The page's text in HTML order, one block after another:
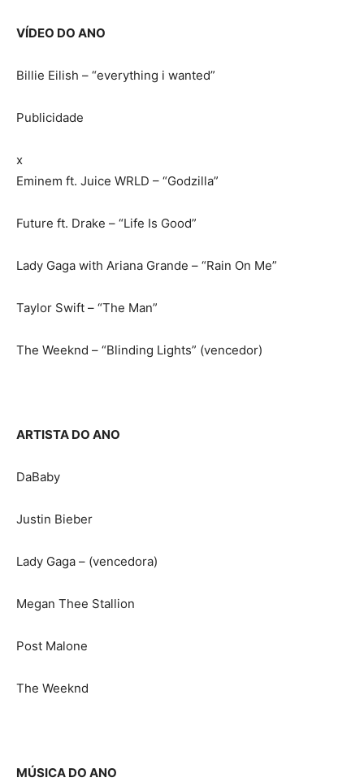
VÍDEO DO ANO
Billie Eilish – “everything i wanted”
Publicidade
x
Eminem ft. Juice WRLD – “Godzilla”
Future ft. Drake – “Life Is Good”
Lady Gaga with Ariana Grande – “Rain On Me”
Taylor Swift – “The Man”
The Weeknd – “Blinding Lights” (vencedor)
ARTISTA DO ANO
DaBaby
Justin Bieber
Lady Gaga – (vencedora)
Megan Thee Stallion
Post Malone
The Weeknd
MÚSICA DO ANO